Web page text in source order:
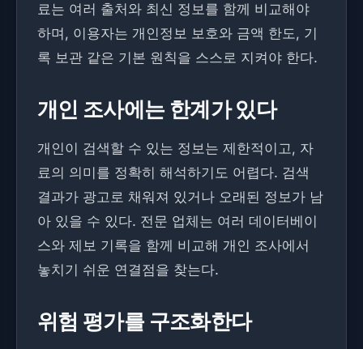
료는 여러 출처와 최신 정보를 함께 비교해야
하며, 이용자는 개인정보 보호와 금액 한도, 기
록 보관 같은 기본 원칙을 스스로 지켜야 한다.
개인 조사에는 한계가 있다
개인이 검색할 수 있는 정보는 제한적이고, 자
료의 의미를 정확히 해석하기도 어렵다. 검색
결과가 광고로 채워져 있거나 오래된 정보가 남
아 있을 수 있다. 전문 업체는 여러 데이터베이
스와 제보 기록을 함께 비교해 개인 조사에서
놓치기 쉬운 연결점을 찾는다.
위험 평가를 구조화한다